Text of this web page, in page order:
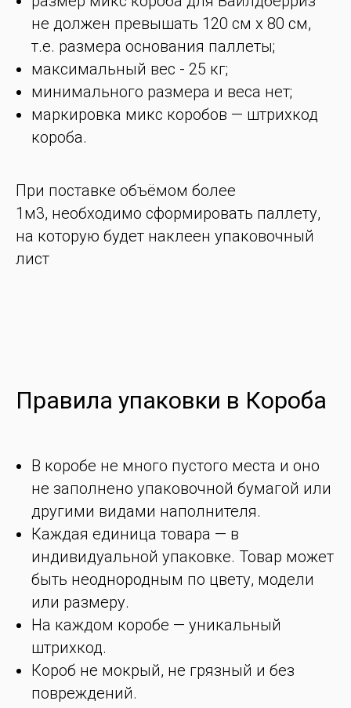
не должен превышать 120 см х 80 см,
т.е. размера основания паллеты;
максимальный вес - 25 кг;
минимального размера и веса нет;
маркировка микс коробов — штрихкод
короба.
При поставке объёмом более
1м3, необходимо сформировать паллету,
на которую будет наклеен упаковочный
лист
Правила упаковки в Короба
В коробе не много пустого места и оно
не заполнено упаковочной бумагой или
другими видами наполнителя.
Каждая единица товара — в
индивидуальной упаковке. Товар может
быть неоднородным по цвету, модели
или размеру.
На каждом коробе — уникальный
штрихкод.
Короб не мокрый, не грязный и без
повреждений.